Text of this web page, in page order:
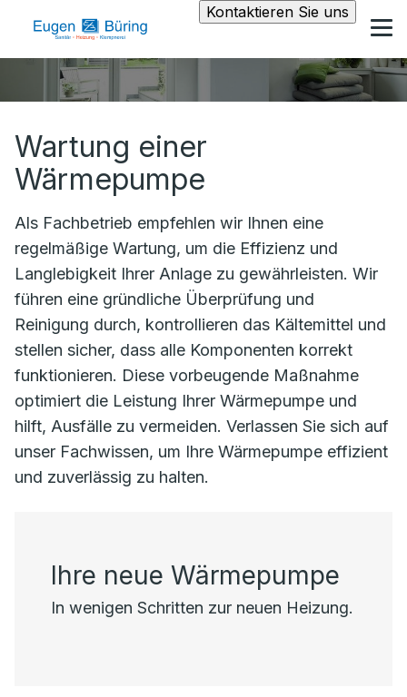
Kontaktieren Sie uns
Wartung einer
Wärmepumpe
Als Fachbetrieb empfehlen wir Ihnen eine
regelmäßige Wartung, um die Effizienz und
Langlebigkeit Ihrer Anlage zu gewährleisten. Wir
führen eine gründliche Überprüfung und
Reinigung durch, kontrollieren das Kältemittel und
stellen sicher, dass alle Komponenten korrekt
funktionieren. Diese vorbeugende Maßnahme
optimiert die Leistung Ihrer Wärmepumpe und
hilft, Ausfälle zu vermeiden. Verlassen Sie sich auf
unser Fachwissen, um Ihre Wärmepumpe effizient
und zuverlässig zu halten.
Ihre neue Wärmepumpe
In wenigen Schritten zur neuen Heizung.